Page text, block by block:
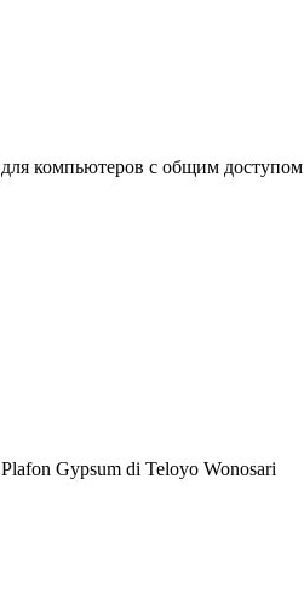
компьютеров с общим доступом
Gypsum di Teloyo Wonosari